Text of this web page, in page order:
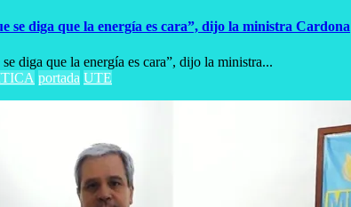
se diga que la energía es cara”, dijo la ministra Cardona
diga que la energía es cara”, dijo la ministra...
portada UTE